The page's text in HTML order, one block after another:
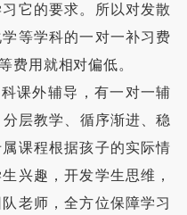
它的要求。所以对发散
学等学科的一对一补习费
费用就相对偏低。
课外辅导，有一对一辅
层教学、循序渐进、稳
课程根据孩子的实际情
兴趣，开发学生思维，
老师，全方位保障学习